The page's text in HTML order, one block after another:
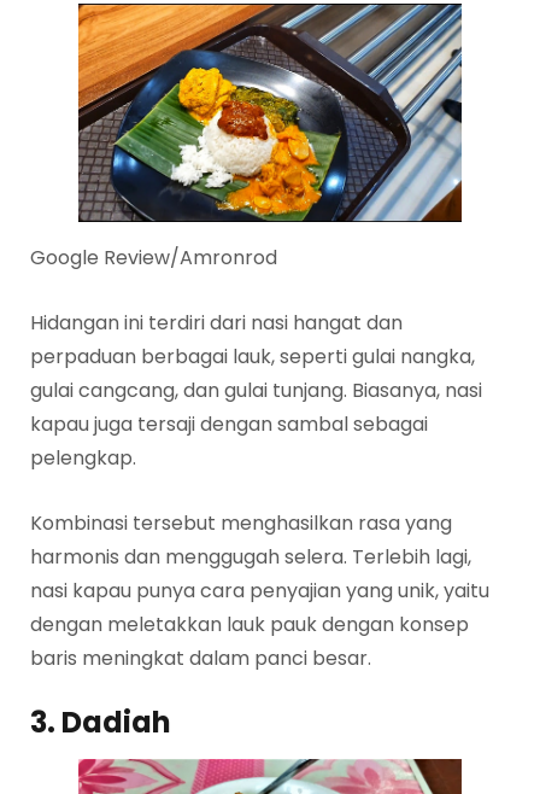
Google Review/Amronrod
Hidangan ini terdiri dari nasi hangat dan
perpaduan berbagai lauk, seperti gulai nangka,
gulai cangcang, dan gulai tunjang. Biasanya, nasi
kapau juga tersaji dengan sambal sebagai
pelengkap.
Kombinasi tersebut menghasilkan rasa yang
harmonis dan menggugah selera. Terlebih lagi,
nasi kapau punya cara penyajian yang unik, yaitu
dengan meletakkan lauk pauk dengan konsep
baris meningkat dalam panci besar.
3. Dadiah